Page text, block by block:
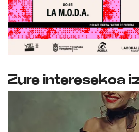
Zure interesekoa